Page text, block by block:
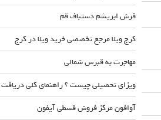
فرش ابریشم دستباف قم
کرج ویلا مرجع تخصصی خرید ویلا در کرج
مهاجرت به قبرس شمالی
ویزای تحصیلی چیست ؟ راهنمای کلی دریافت
آوافون مرکز فروش قسطی آیفون